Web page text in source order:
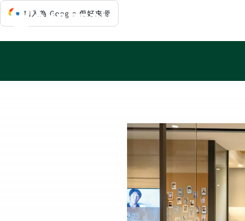
Skip
to
content
加入為 Google 偏好來源